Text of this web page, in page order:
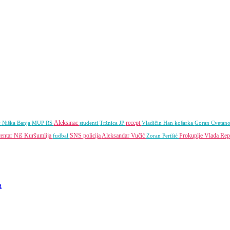
Niška Banja MUP RS Aleksinac studenti Tržnica JP receptVladičin Han košarka Goran
Niš Kuršumlija fudbal SNS policijaAleksandar Vučić Zoran Perišić Prokuplje Vlada